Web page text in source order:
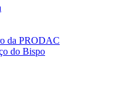
da PRODAC
do Bispo